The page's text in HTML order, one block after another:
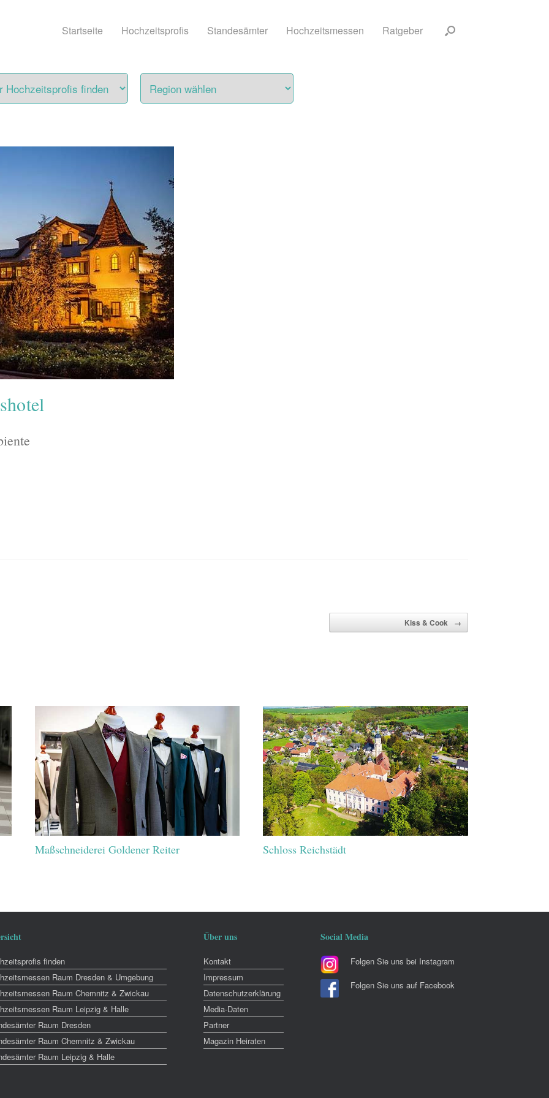
Startseite Hochzeitsprofis Standesämter Hochzeitsmessen Ratgeber
Kiss & Cook →
Maßschneiderei Goldener Reiter Schloss Reichstädt
finden
Raum Dresden & Umgebung
Raum Chemnitz & Zwickau
Raum Leipzig & Halle
Raum Dresden
Raum Chemnitz & Zwickau
Raum Leipzig & Halle
Über uns
Kontakt
Impressum
Datenschutzerklärung
Media-Daten
Partner
Magazin Heiraten
Social Media
Folgen Sie uns bei Instagram
Folgen Sie uns auf Facebook